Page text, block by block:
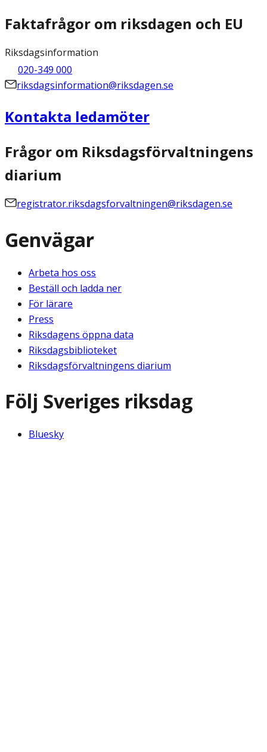
Faktafrågor om riksdagen och EU
Riksdagsinformation
020-349 000
riksdagsinformation@riksdagen.se
Kontakta ledamöter
Frågor om Riksdagsförvaltningens
diarium
registrator.riksdagsforvaltningen@riksdagen.se
Genvägar
Arbeta hos oss
Beställ och ladda ner
För lärare
Press
Riksdagens öppna data
Riksdagsbiblioteket
Riksdagsförvaltningens diarium
Följ Sveriges riksdag
Bluesky